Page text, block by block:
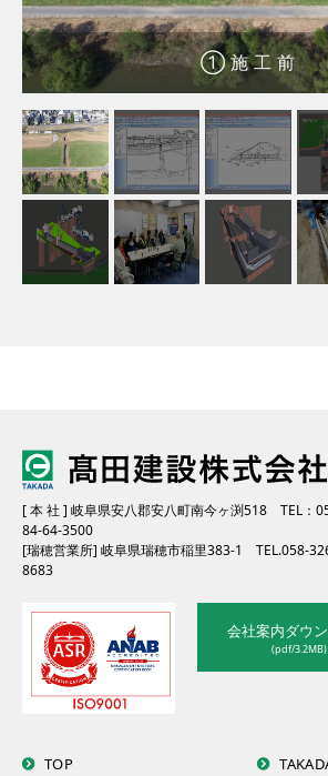
① 施 工 前
[ 本 社 ] 岐阜県安八郡安八町南今ヶ渕518 TEL：
84-64-3500
[瑞穂営業所] 岐阜県瑞穂市稲里383-1
TEL.058-
8683
会社案内ダウ
(pdf/3.2MB)
TOP